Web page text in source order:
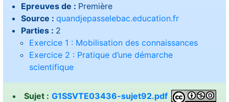
Epreuves de : Première
Source : quandjepasselebac.education.fr
Parties : 2
Exercice 1 : Mobilisation des connaissances
Exercice 2 : Pratique d’une démarche
scientifique
Sujet : G1SSVTE03436-sujet92.pdf